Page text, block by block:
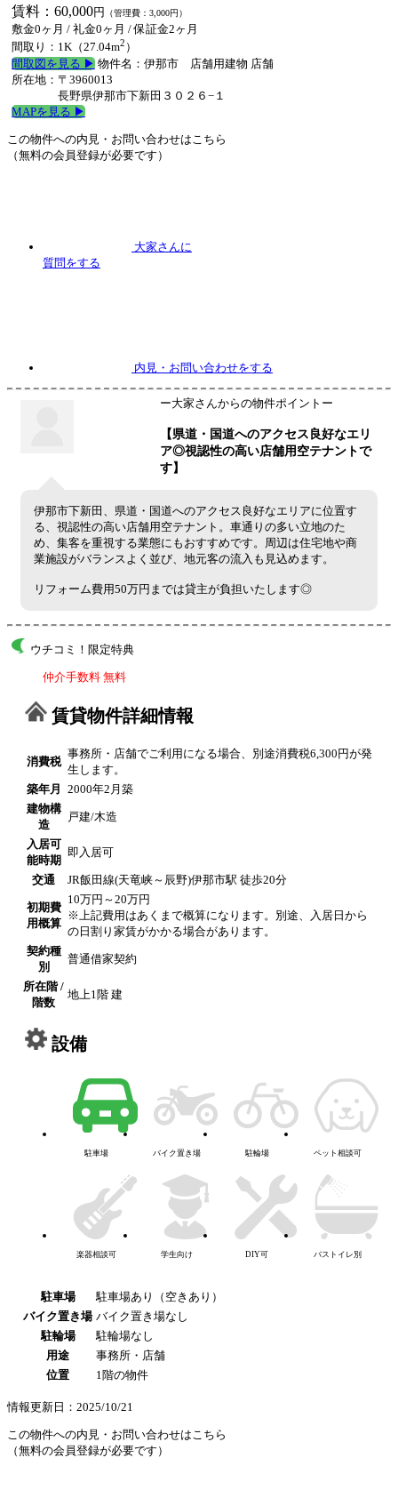
賃料：60,000円 （管理費：3,000円）
敷金0ヶ月 / 礼金0ヶ月 / 保証金2ヶ月
間取り：1K（27.04m2 ）
間取図を見る ▶︎ 物件名：伊那市 店舗用建物 店舗
所在地：〒3960013
長野県伊那市下新田３０２６−１
MAPを見る ▶︎
この物件への内見・お問い合わせはこちら
（無料の会員登録が必要です）
大家さんに
質問をする
内見 ・お問い合わせをする
ー大家さんからの物件ポイントー
【県道・国道へのアクセス良好なエリ
ア◎視認性の高い店舗用空テナントで
す】
伊那市下新田、県道・国道へのアクセス良好なエリアに位置す
る、視認性の高い店舗用空テナント。車通りの多い立地のた
め、集客を重視する業態にもおすすめです。周辺は住宅地や商
業施設がバランスよく並び、地元客の流入も見込めます。
リフォーム費用50万円までは貸主が負担いたします◎
ウチコミ！限定特典
仲介手数料 無料
賃貸物件詳細情報
消費税
事務所・店舗でご利用になる場合、別途消費税6,300円が発
生します。
築年月 2000年2月築
建物構
造
戸建/木造
入居可
能時期
即入居可
交通 JR飯田線(天竜峡～辰野)伊那市駅 徒歩20分
初期費
用概算
10万円～20万円
※上記費用はあくまで概算になります。別途、入居日から
の日割り家賃がかかる場合があります。
契約種
別
普通借家契約
所在階 /
階数
地上1階 建
設備
駐車場 バイク置き場 駐輪場 ペット相談可
楽器相談可 学生向け DIY可 バストイレ別
駐車場
駐車場あり（空きあり）
バイク置き場 バイク置き場なし
駐輪場
駐輪場なし
用途
事務所・店舗
位置
1階の物件
情報更新日：2025/10/21
この物件への内見・お問い合わせはこちら
（無料の会員登録が必要です）